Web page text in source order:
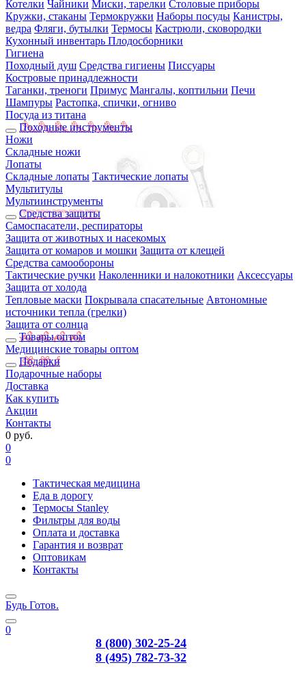
Котелки Чайники Миски, тарелки Столовые приборы
Кружки, стаканы Термокружки Наборы посуды Канистры,
ведра Фляги, бутылки Термосы Кастрюли, сковородки
Кухонный инвентарь Плодосборники
Гигиена
Походный душ Средства гигиены Писсуары
Костровые принадлежности
Таганки, треноги Примус Мангалы, коптильни Печи
Шампуры Растопка, спички, огниво
Посуда из титана
Походные инструменты
Ножи
Складные ножи
Лопаты
Складные лопаты Тактические лопаты
Мультитулы
Мультиинструменты
Средства защиты
Самоспасатели, респираторы
Защита от животных и насекомых
Защита от комаров и мошки Защита от клещей
Средства самообороны
Тактические ручки Наколенники и налокотники Аксессуары
Защита от холода
Тепловые маски Покрывала спасательные Автономные
источники тепла (грелки)
Защита от солнца
Товары оптом
Медицинские товары оптом
Подарки
Подарочные наборы
Доставка
Как купить
Акции
Контакты
0 руб.
0
0
Тактическая медицина
Еда в дорогу
Термосы Stanley
Фильтры для воды
Оплата и доставка
Гарантия и возврат
Оптовикам
Контакты
Будь Готов.
0
8 (800) 302-25-24
8 (495) 782-73-32